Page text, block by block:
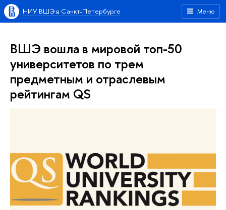
Меню
НИУ ВШЭ в Санкт-Петербурге
ВШЭ вошла в мировой топ-50
университетов по трем
предметным и отраслевым
рейтингам QS